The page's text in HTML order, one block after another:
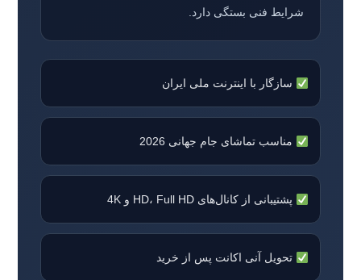
شرایط فنی بستگی دارد.
سازگار با اینترنت ملی ایران
مناسب تماشای جام جهانی 2026
پشتیبانی از کانال‌های HD، Full HD و 4K
تحویل آنی اکانت پس از خرید